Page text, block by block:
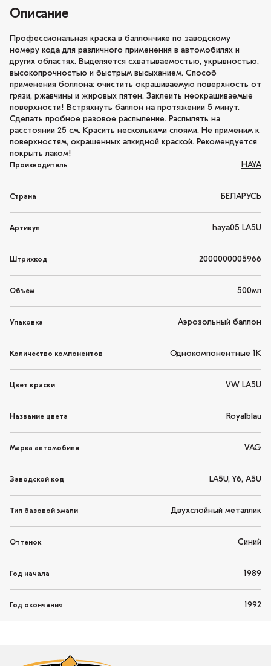
Описание
Профессиональная краска в баллончике по заводскому
номеру кода для различного применения в автомобилях и
других областях. Выделяется схватываемостью, укрывностью,
высокопрочностью и быстрым высыханием. Способ
применения боллона: очистить окрашиваемую поверхность от
грязи, ржавчины и жировых пятен. Заклеить неокрашиваемые
поверхности! Встряхнуть баллон на протяжении 5 минут.
Сделать пробное разовое распыление. Распылять на
расстоянии 25 см. Красить несколькими слоями. Не применим к
поверхностям, окрашенных алкидной краской. Рекомендуется
покрыть лаком!
Производитель HAYA
Страна БЕЛАРУСЬ
Артикул haya05 LA5U
Штрихкод 2000000005966
Объем 500мл
Упаковка Аэрозольный баллон
Количество компонентов Однокомпонентные 1K
Цвет краски VW LA5U
Название цвета Royalblau
Марка автомобиля VAG
Заводской код LA5U, Y6, A5U
Тип базовой эмали Двухслойный металлик
Оттенок Синий
Год начала 1989
Год окончания 1992